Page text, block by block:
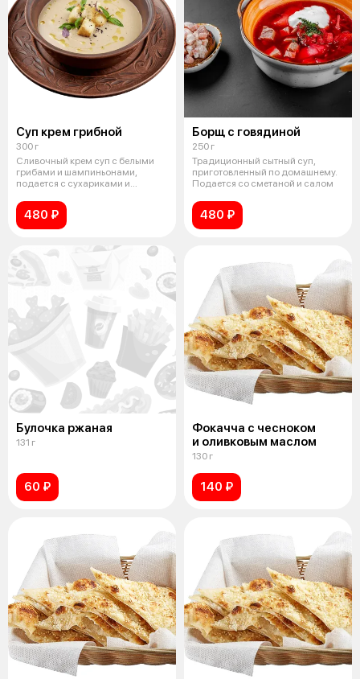
Суп крем грибной
300 г
Сливочный крем суп с белыми
грибами и шампиньонами,
подается с сухариками и
480 ₽
Борщ с говядиной
250 г
Традиционный сытный суп,
приготовленный по домашнему.
Подается со сметаной и салом
480 ₽
Булочка ржаная
131 г
60 ₽
Фокачча с чесноком
и оливковым маслом
130 г
140 ₽